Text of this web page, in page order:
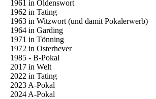
1961 in Oldenswort
1962 in Tating
1963 in Witzwort (und damit Pokalerwerb)
1964 in Garding
1971 in Tönning
1972 in Osterhever
1985 - B-Pokal
2017 in Welt
2022 in Tating
2023 A-Pokal
2024 A-Pokal